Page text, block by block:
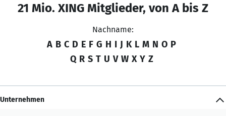
21 Mio. XING Mitglieder, von A bis Z
Nachname:
A B C D E F G H I J K L M N O P
Q R S T U V W X Y Z
Unternehmen